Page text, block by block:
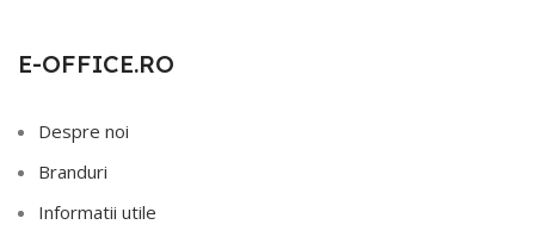
E-OFFICE.RO
Despre noi
Branduri
Informatii utile